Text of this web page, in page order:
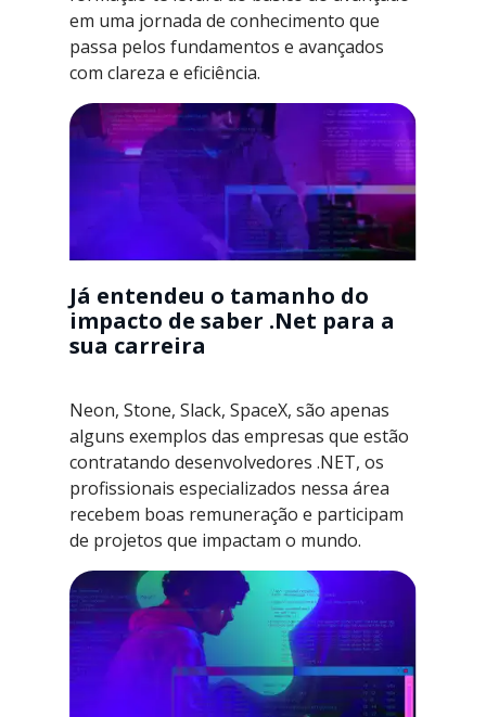
em uma jornada de conhecimento que
passa pelos fundamentos e avançados
com clareza e eficiência.
Já entendeu o tamanho do
impacto de saber .Net para a
sua carreira
Neon, Stone, Slack, SpaceX, são apenas
alguns exemplos das empresas que estão
contratando desenvolvedores .NET, os
profissionais especializados nessa área
recebem boas remuneração e participam
de projetos que impactam o mundo.